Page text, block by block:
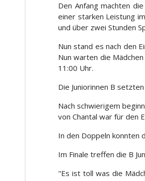
Den Anfang machten
einer starken Leistung
und über zwei Stunden
Nun stand es nach den
Nun warten die
11:00 Uhr.
Die Juniorinnen B
Nach schwierigem
von Chantal war für den
In den Doppeln konnten
Im Finale treffen die B
"Es ist toll was die